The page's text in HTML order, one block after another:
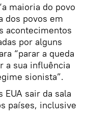
maioria do povo
dos povos em
acontecimentos
por alguns
“parar a queda
a sua influência
sionista”.
EUA sair da sala
países, inclusive